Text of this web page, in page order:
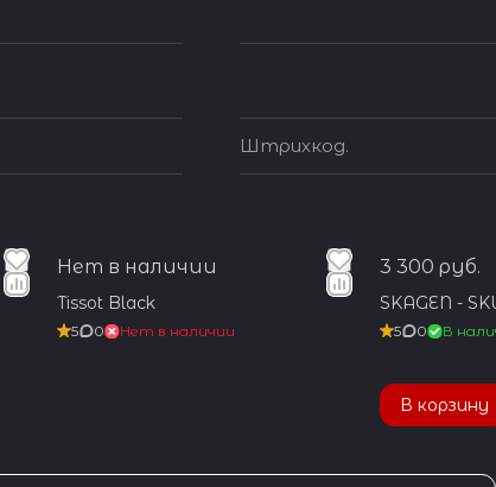
Штрихкод.
Нет в наличии
Tissot Black
5 0 Нет в наличии
3 300 руб.
SKAGEN -
5 0 В
В корзину